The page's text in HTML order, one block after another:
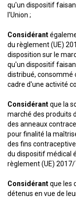
qu'un dispositif
l'Union ;
Considérant
du règlement (UE)
disposition sur le
qu'un dispositif
distribué, consommé
cadre d'une activité
Considérantque la
marché des produits
des anneaux
pour finalité la
des fins
du dispositif médical
règlement (UE) 2017/
Considérantque les
détenus en vue de